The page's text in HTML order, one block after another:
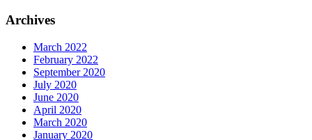
Archives
March 2022
February 2022
September 2020
July 2020
June 2020
April 2020
March 2020
January 2020